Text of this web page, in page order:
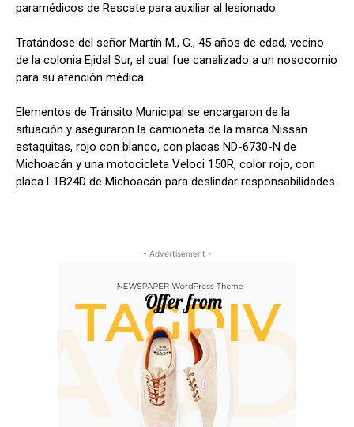
paramédicos de Rescate para auxiliar al lesionado.
Tratándose del señor Martín M., G., 45 años de edad, vecino
de la colonia Ejidal Sur, el cual fue canalizado a un nosocomio
para su atención médica.
Elementos de Tránsito Municipal se encargaron de la
situación y aseguraron la camioneta de la marca Nissan
estaquitas, rojo con blanco, con placas ND-6730-N de
Michoacán y una motocicleta Veloci 150R, color rojo, con
placa L1B24D de Michoacán para deslindar responsabilidades.
- Advertisement -